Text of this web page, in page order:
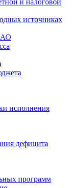
источниках
исполнения
дефицита
программ